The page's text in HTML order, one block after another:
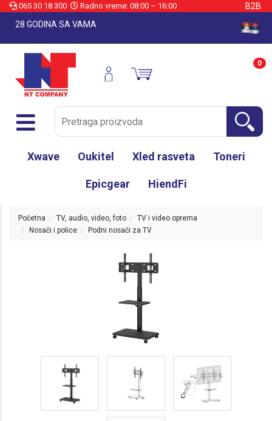
065 30 18 300 Radno vreme: 08:00 – 16:00
B2B
28 GODINA SA VAMA
Xwave Oukitel Xled rasveta Toneri
Epicgear HiendFi
0
Početna TV, audio, video, foto
TV i video oprema
Nosači i police
Podni nosači za TV